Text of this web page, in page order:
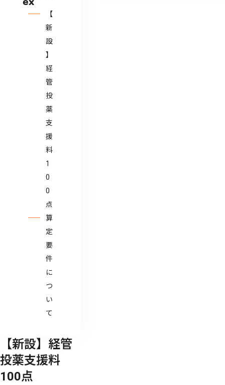
【
新
設
】
経
管
投
薬
支
援
料
1
0
0
点
算
定
要
件
に
つ
い
て
【新設】経管
投薬支援料
100点